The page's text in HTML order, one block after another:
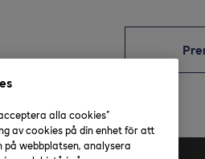
alla cookies"
av cookies på din enhet för att
webbplatsen, analysera